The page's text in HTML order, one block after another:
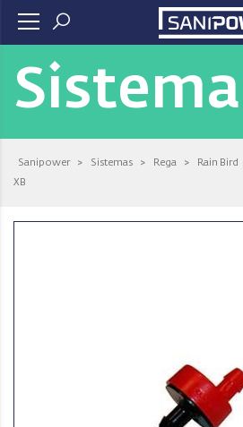
Sanipower > Sistemas > Rega > Rain Bird
XB